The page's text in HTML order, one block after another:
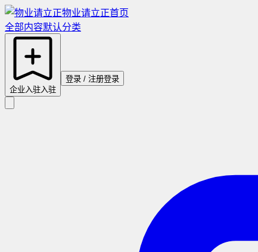
物业请立正首页
全部内容默认分类
企业入驻入驻
登录 / 注册登录